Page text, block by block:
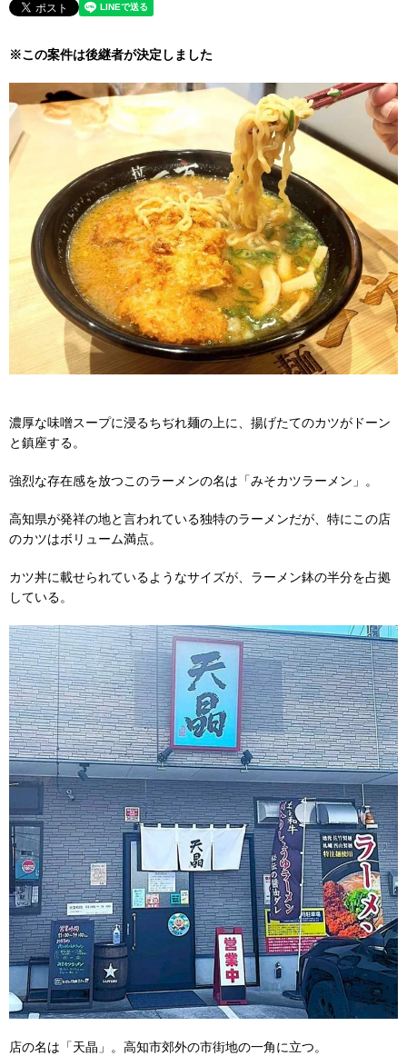
※この案件は後継者が決定しました
濃厚な味噌スープに浸るちぢれ麺の上に、揚げたてのカツがドーン
と鎮座する。
強烈な存在感を放つこのラーメンの名は「みそカツラーメン」。
高知県が発祥の地と言われている独特のラーメンだが、特にこの店
のカツはボリューム満点。
カツ丼に載せられているようなサイズが、ラーメン鉢の半分を占拠
している。
店の名は「天晶」。高知市郊外の市街地の一角に立つ。